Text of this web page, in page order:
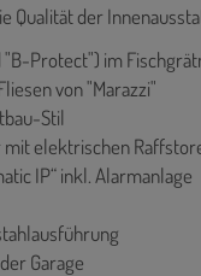
Qualität der
Protect") im
von "Marazzi"
Stil
elektrischen
IP“ inkl. Alarmanlage
Garage